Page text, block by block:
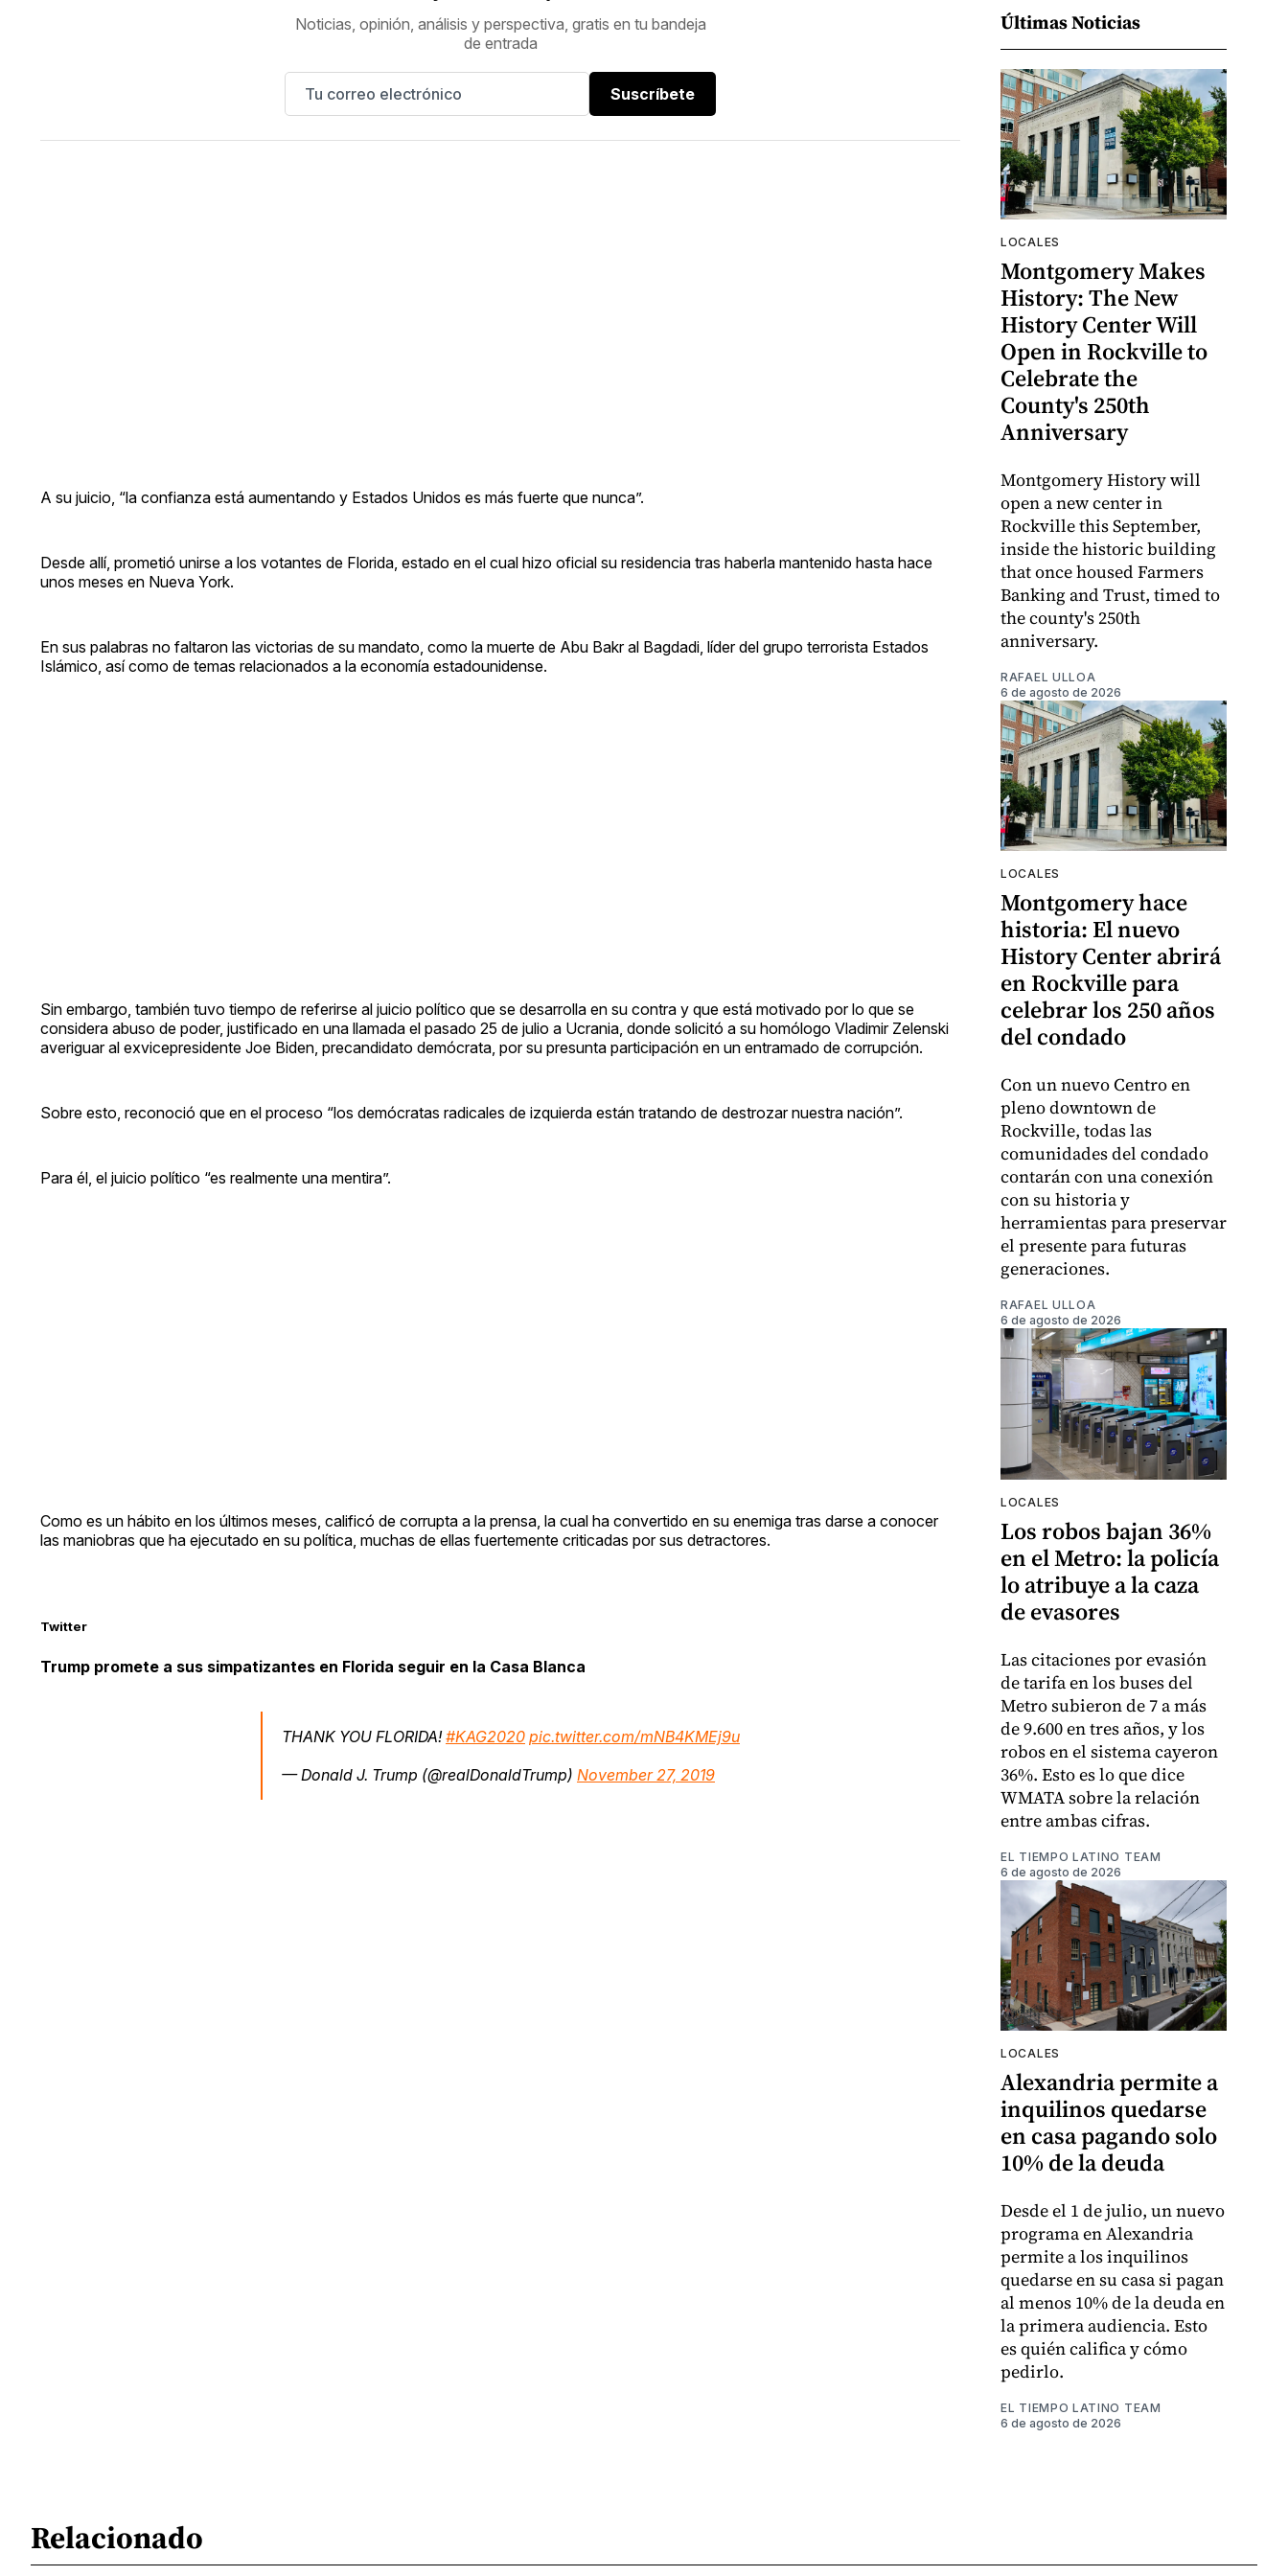
Noticias, opinión, análisis y perspectiva, gratis en tu bandeja
de entrada
Suscríbete
A su juicio, “la confianza está aumentando y Estados Unidos es más fuerte que nunca”.
Desde allí, prometió unirse a los votantes de Florida, estado en el cual hizo oficial su residencia tras haberla mantenido hasta hace
unos meses en Nueva York.
En sus palabras no faltaron las victorias de su mandato, como la muerte de Abu Bakr al Bagdadi, líder del grupo terrorista Estados
Islámico, así como de temas relacionados a la economía estadounidense.
Sin embargo, también tuvo tiempo de referirse al juicio político que se desarrolla en su contra y que está motivado por lo que se
considera abuso de poder, justificado en una llamada el pasado 25 de julio a Ucrania, donde solicitó a su homólogo Vladimir Zelenski
averiguar al exvicepresidente Joe Biden, precandidato demócrata, por su presunta participación en un entramado de corrupción.
Sobre esto, reconoció que en el proceso “los demócratas radicales de izquierda están tratando de destrozar nuestra nación”.
Para él, el juicio político “es realmente una mentira”.
Como es un hábito en los últimos meses, calificó de corrupta a la prensa, la cual ha convertido en su enemiga tras darse a conocer
las maniobras que ha ejecutado en su política, muchas de ellas fuertemente criticadas por sus detractores.
Twitter
Trump promete a sus simpatizantes en Florida seguir en la Casa Blanca
THANK YOU FLORIDA!#KAG2020 pic.twitter.com/mNB4KMEj9u
— Donald J. Trump (@realDonaldTrump) November 27, 2019
Últimas Noticias
LOCALES
Montgomery Makes
History: The New
History Center Will
Open in Rockville to
Celebrate the
County's 250th
Anniversary
Montgomery History will
open a new center in
Rockville this September,
inside the historic building
that once housed Farmers
Banking and Trust, timed to
the county's 250th
anniversary.
RAFAEL ULLOA
6 de agosto de 2026
LOCALES
Montgomery hace
historia: El nuevo
History Center abrirá
en Rockville para
celebrar los 250 años
del condado
Con un nuevo Centro en
pleno downtown de
Rockville, todas las
comunidades del condado
contarán con una conexión
con su historia y
herramientas para preservar
el presente para futuras
generaciones.
RAFAEL ULLOA
6 de agosto de 2026
LOCALES
Los robos bajan 36%
en el Metro: la policía
lo atribuye a la caza
de evasores
Las citaciones por evasión
de tarifa en los buses del
Metro subieron de 7 a más
de 9.600 en tres años, y los
robos en el sistema cayeron
36%. Esto es lo que dice
WMATA sobre la relación
entre ambas cifras.
EL TIEMPO LATINO TEAM
6 de agosto de 2026
LOCALES
Alexandria permite a
inquilinos quedarse
en casa pagando solo
10% de la deuda
Desde el 1 de julio, un nuevo
programa en Alexandria
permite a los inquilinos
quedarse en su casa si pagan
al menos 10% de la deuda en
la primera audiencia. Esto
es quién califica y cómo
pedirlo.
EL TIEMPO LATINO TEAM
6 de agosto de 2026
Relacionado